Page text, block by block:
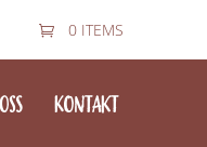
0 ITEMS
KONTAKT